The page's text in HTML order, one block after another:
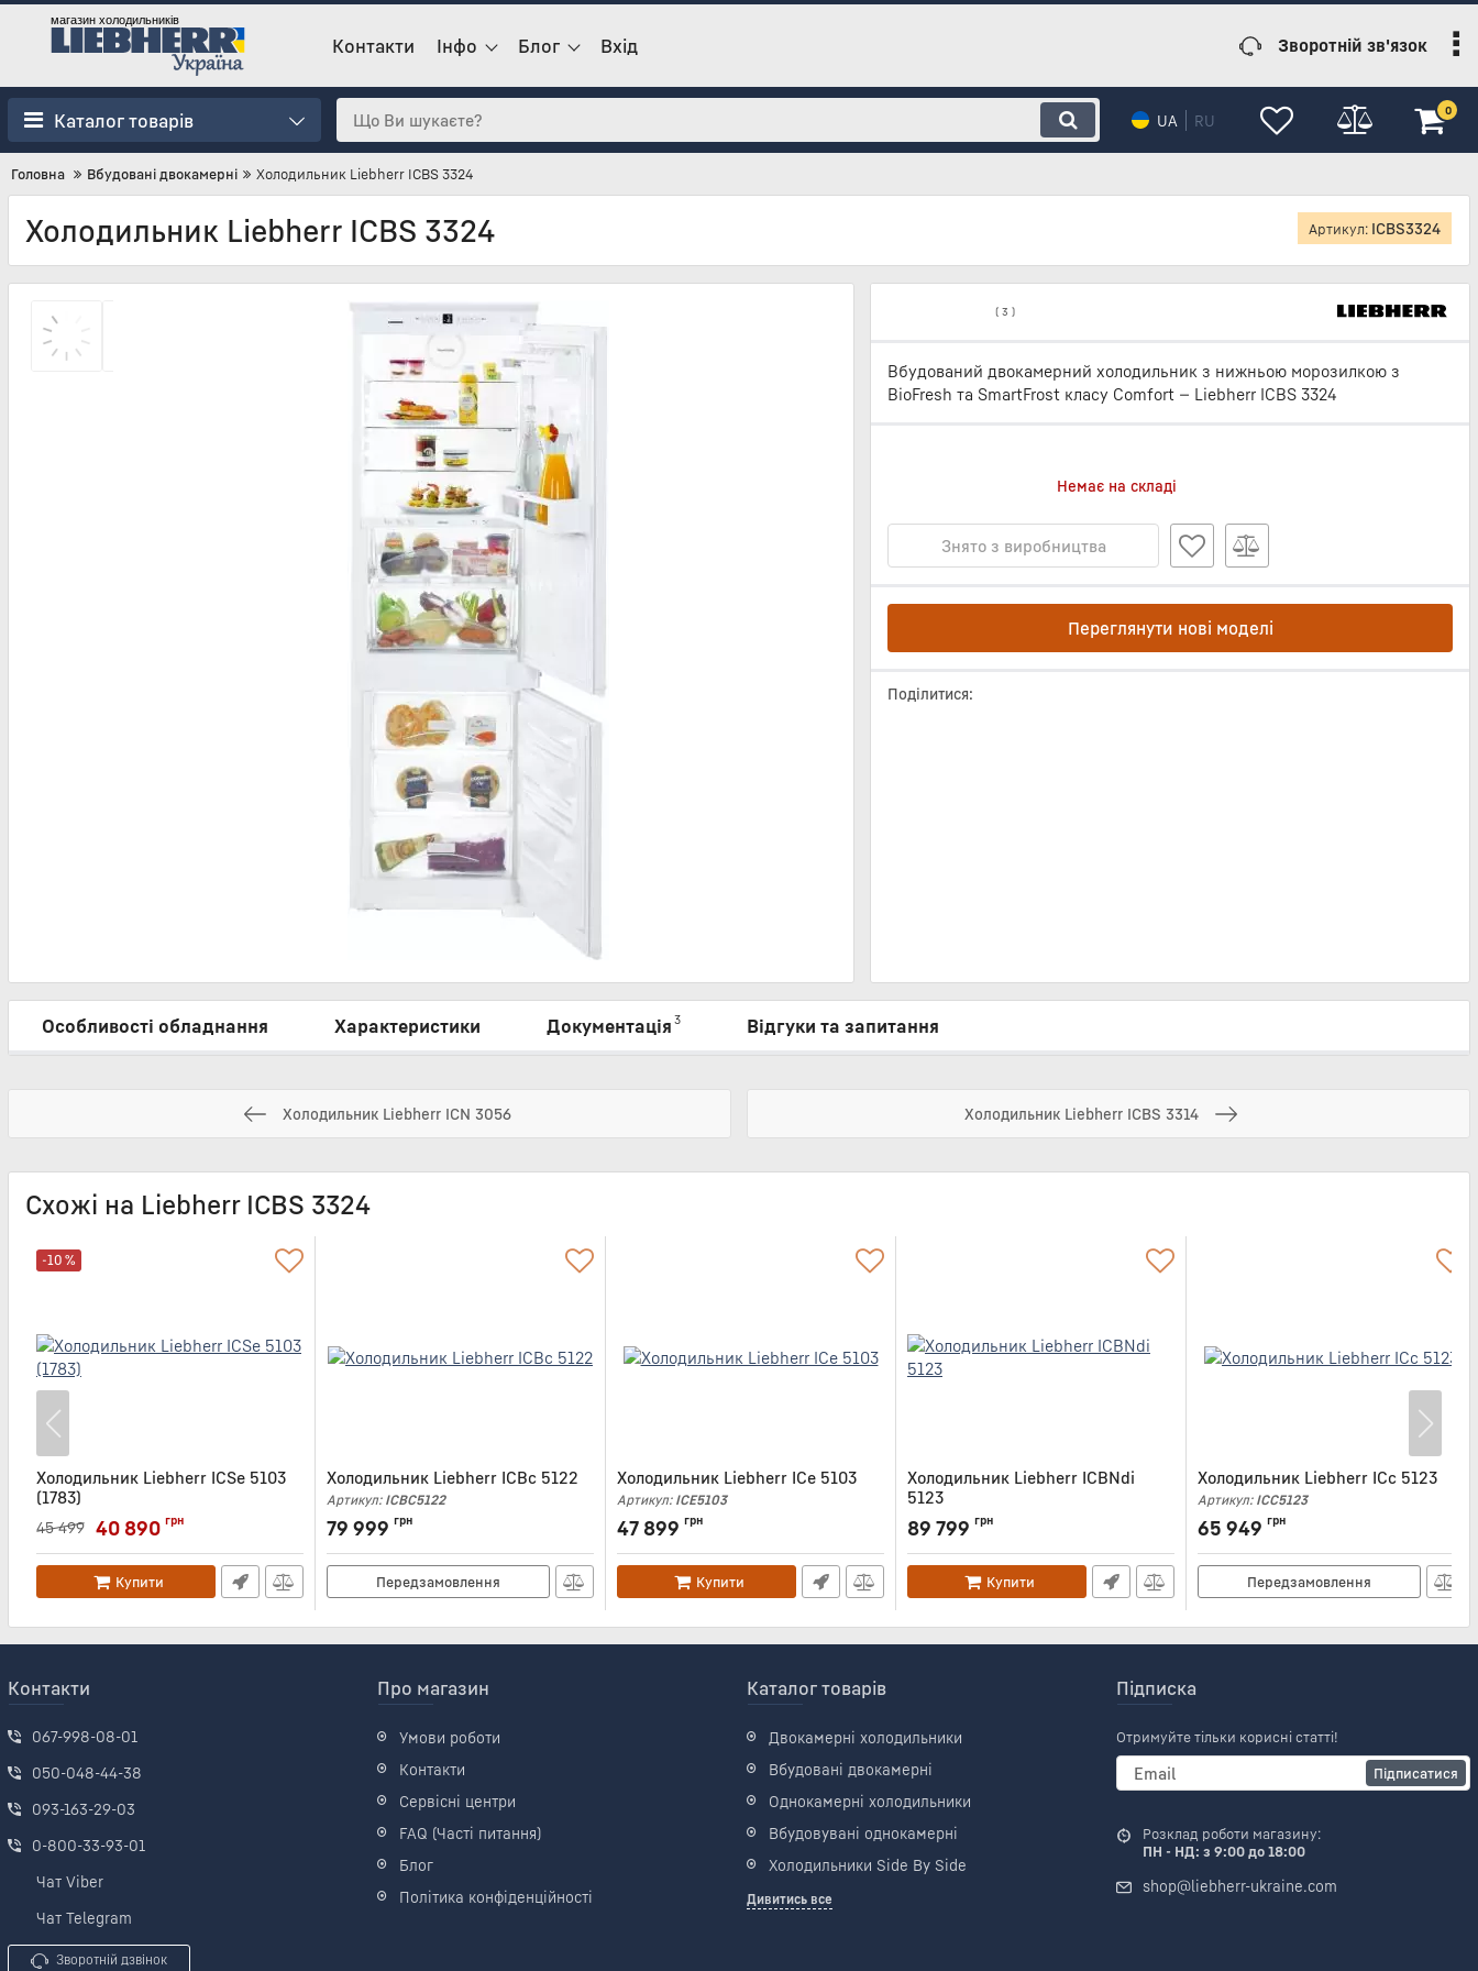
магазин холодильників
Контакти Інфо Блог Вхід Зворотній зв'язок
Каталог товарів RU
UA
0
Головна Вбудовані двокамерні Холодильник Liebherr ICBS 3324
Холодильник Liebherr ICBS 3324 Артикул: ICBS3324
( 3 )
Вбудований двокамерний холодильник з нижньою морозилкою з
BioFresh та SmartFrost класу Comfort — Liebherr ICBS 3324
Немає на складі
Знято з виробництва
Переглянути нові моделі
Поділитися:
Особливості обладнання Характеристики Документація 3 Відгуки та запитання
Холодильник Liebherr ICN 3056 Холодильник Liebherr ICBS 3314
Схожі на Liebherr ICBS 3324
-10 %
Холодильник Liebherr ICSe 5103
(1783)
Артикул: ICSE5103
45 499 40 890 грн
Купити
Холодильник Liebherr ICBc 5122
Артикул: ICBC5122
79 999 грн
Передзамовлення
Холодильник Liebherr ICe 5103
Артикул: ICE5103
47 899 грн
Купити
Холодильник Liebherr ICBNdi
5123
Артикул: ICBNDI5123
89 799 грн
Купити
Холодильник Liebherr ICc 5123
Артикул: ICC5123
65 949 грн
Передзамовлення
Контакти
067-998-08-01
050-048-44-38
093-163-29-03
0-800-33-93-01
Чат Viber
Чат Telegram
Зворотній дзвінок
Про магазин
Умови роботи
Контакти
Сервісні центри
FAQ (Часті питання)
Блог
Політика конфіденційності
Каталог товарів
Двокамерні холодильники
Вбудовані двокамерні
Однокамерні холодильники
Вбудовувані однокамерні
Холодильники Side By Side
Дивитись все
Підписка
Отримуйте тільки корисні статті!
Підписатися
Розклад роботи магазину:
ПН - НД: з 9:00 до 18:00
shop@liebherr-ukraine.com